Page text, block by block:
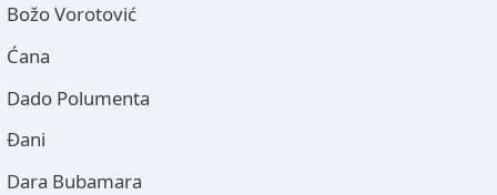
Božo Vorotović
Ćana
Dado Polumenta
Đani
Dara Bubamara